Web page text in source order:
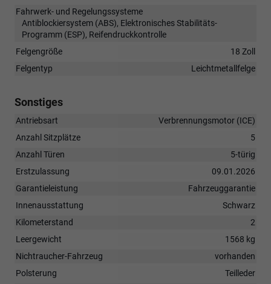
Fahrwerk- und Regelungssysteme
Antiblockiersystem (ABS), Elektronisches Stabilitäts-
Programm (ESP), Reifendruckkontrolle
Felgengröße
18 Zoll
Felgentyp
Leichtmetallfelge
Sonstiges
Antriebsart
Verbrennungsmotor (ICE)
Anzahl Sitzplätze
5
Anzahl Türen
5-türig
Erstzulassung
09.01.2026
Garantieleistung
Fahrzeuggarantie
Innenausstattung
Schwarz
Kilometerstand
2
Leergewicht
1568 kg
Nichtraucher-Fahrzeug
vorhanden
Polsterung
Teilleder